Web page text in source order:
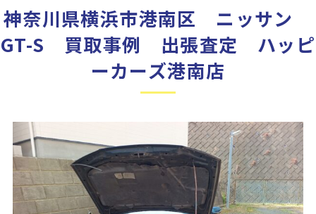
神奈川県横浜市港南区 ニッサン
GT-S 買取事例 出張査定 ハッピ
ーカーズ港南店